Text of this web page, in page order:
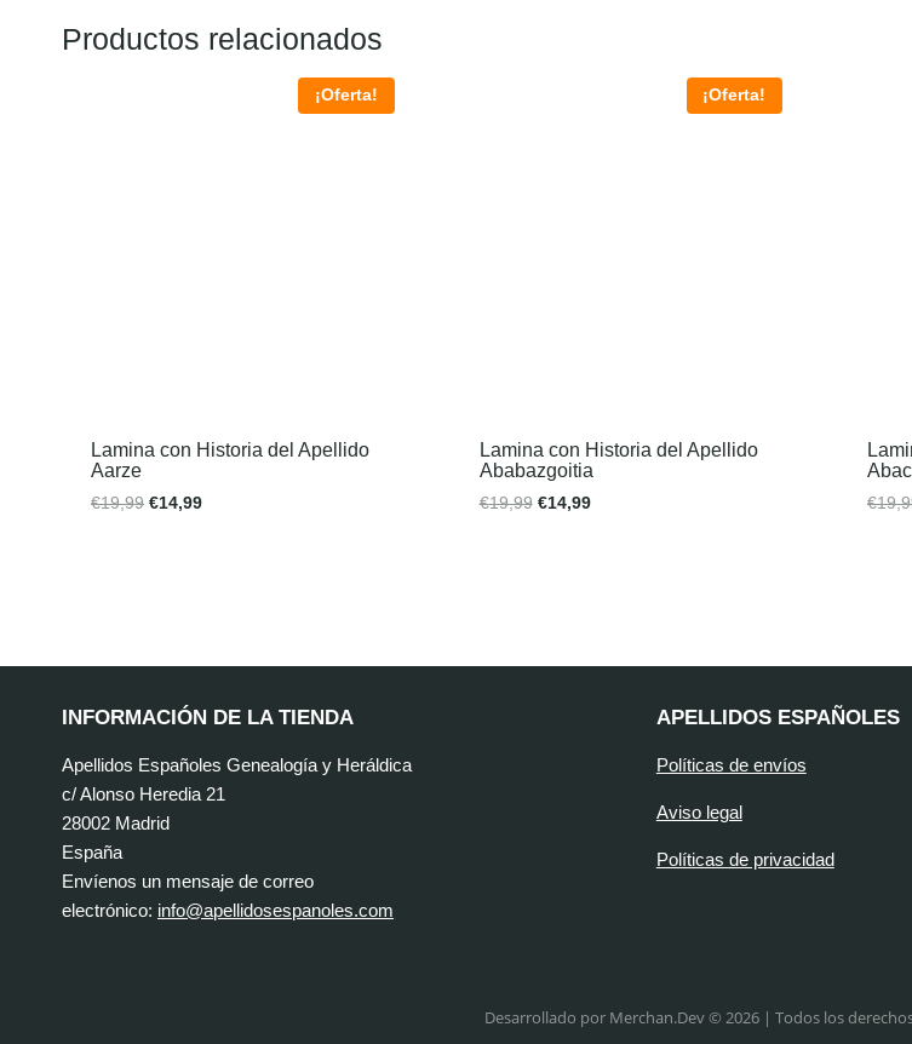
Productos relacionados
¡Oferta!
Lamina con Historia del Apellido
Aarze
€19,99 €14,99
¡Oferta!
Lamina con Historia del Apellido
Ababazgoitia
€19,99 €14,99 €
INFORMACIÓN DE LA TIENDA
Apellidos Españoles Genealogía y Heráldica
c/ Alonso Heredia 21
28002 Madrid
España
Envíenos un mensaje de correo
electrónico: info@apellidosespanoles.com
APELLIDOS ESPAÑOLES
Políticas de envíos
Aviso legal
Políticas de privacidad
Desarrollado por Merchan.Dev © 2026 | Todos los